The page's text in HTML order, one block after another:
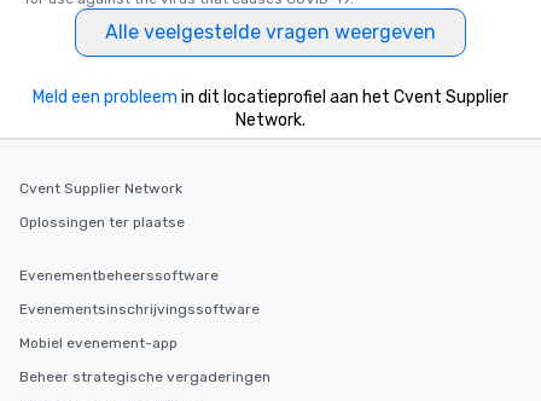
Alle veelgestelde vragen weergeven
Meld een probleem in dit locatieprofiel aan het Cvent Supplier
Network.
Cvent Supplier Network
Oplossingen ter plaatse
Evenementbeheerssoftware
Evenementsinschrijvingssoftware
Mobiel evenement-app
Beheer strategische vergaderingen